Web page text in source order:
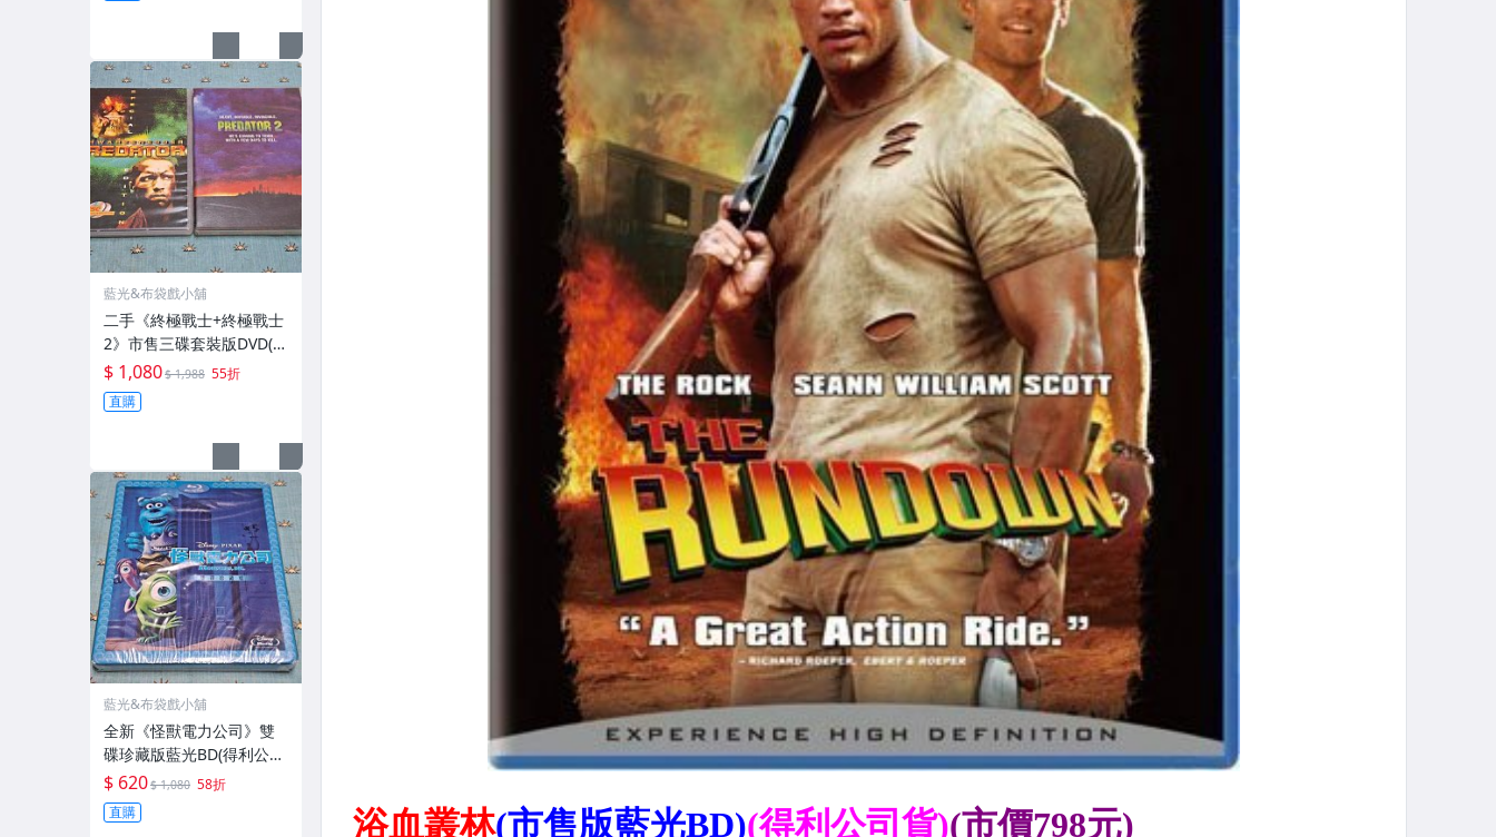
藍光&布袋戲小舖
二手《終極戰士+終極戰士
2》市售三碟套裝版DVD(得
利公司貨)
$ 1,080$ 1,988 55折
直購
藍光&布袋戲小舖
全新《怪獸電力公司》雙
碟珍藏版藍光BD(得利公司
貨)(冰雪奇緣2.玩具總動員
4.可可夜總會.魔髮奇緣.瓦
力.大英雄天團)
$ 620$ 1,080 58折
直購